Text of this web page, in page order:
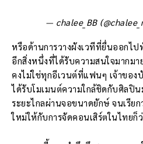
— chalee_BB
หรือด้านการวางผังเวทีที่ยื่นออกไ
อีกสิ่งหนึ่งที่ได้รับความสนใจมากม
คงไม่ใช่ทุกอีเวนต์ที่แฟนๆ เจ้าของ
ได้รับโมเมนต์ความใกล้ชิดกับศิลปิน
ระยะไกลผ่านจอขนาดยักษ์ จนเรียก
ใหม่ให้กับการจัดคอนเสิร์ตในไทยก็